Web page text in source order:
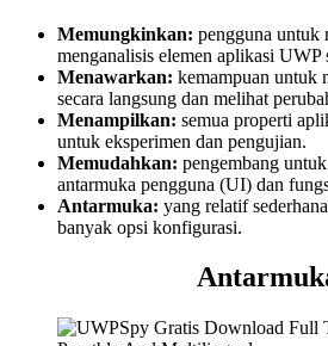
Memungkinkan: pengguna untuk
menganalisis elemen aplikasi UWP
Menawarkan: kemampuan untuk
secara langsung dan melihat
Menampilkan: semua properti
untuk eksperimen dan pengujian.
Memudahkan: pengembang
antarmuka pengguna (UI) dan
Antarmuka: yang relatif
banyak opsi konfigurasi.